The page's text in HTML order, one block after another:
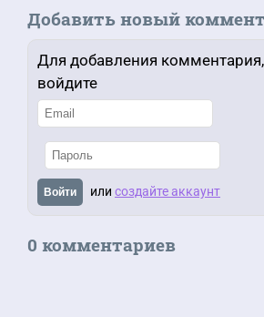
Добавить новый
Для добавления
войдите
Войти или создайте аккаунт
0 комментариев